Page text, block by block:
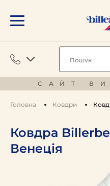
САЙТ
Головна Ковдри
Ковдра
Венеція